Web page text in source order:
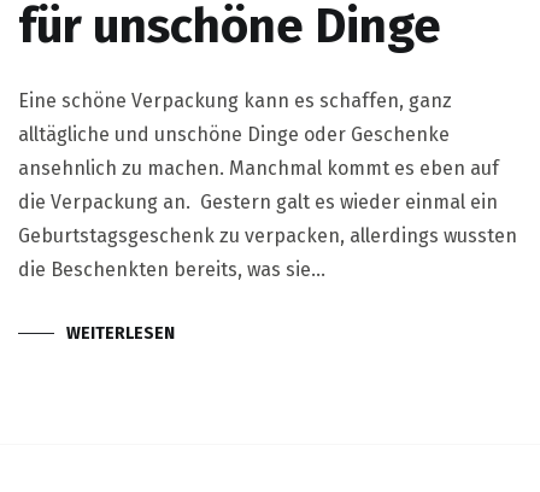
für unschöne Dinge
Eine schöne Verpackung kann es schaffen, ganz
alltägliche und unschöne Dinge oder Geschenke
ansehnlich zu machen. Manchmal kommt es eben auf
die Verpackung an. Gestern galt es wieder einmal ein
Geburtstagsgeschenk zu verpacken, allerdings wussten
die Beschenkten bereits, was sie…
WEITERLESEN